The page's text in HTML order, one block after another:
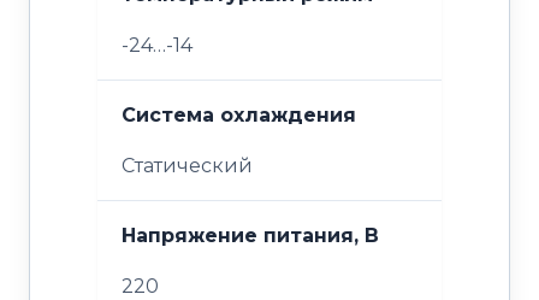
-24…-14
Система охлаждения
Статический
Напряжение питания, В
220